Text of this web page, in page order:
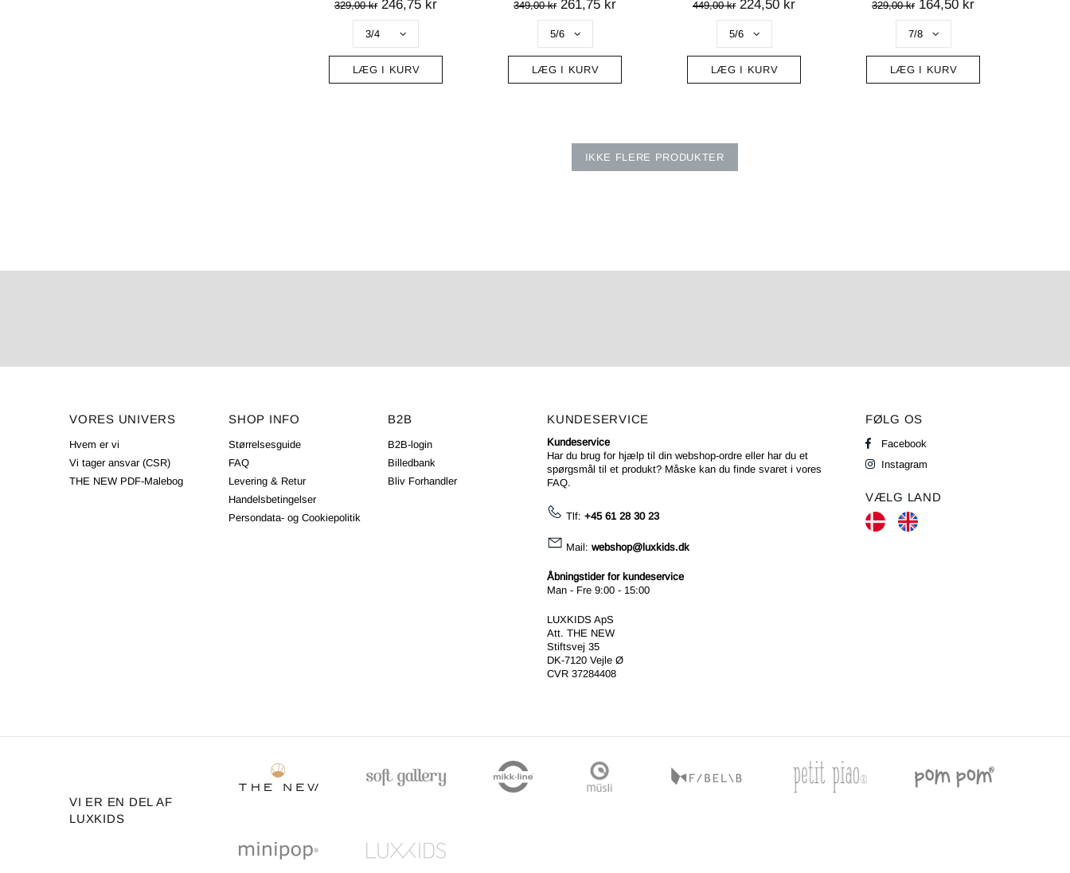
329,00 kr 246,75 kr
LÆG I KURV
349,00 kr 261,75 kr
LÆG I KURV
449,00 kr 224,50 kr
LÆG I KURV
329,00 kr 164,50 kr
LÆG I KURV
IKKE FLERE PRODUKTER
VORES UNIVERS
Hvem er vi
Vi tager ansvar (CSR)
THE NEW PDF-Malebog
SHOP INFO
Størrelsesguide
FAQ
Levering & Retur
Handelsbetingelser
Persondata- og Cookiepolitik
B2B
B2B-login
Billedbank
Bliv Forhandler
KUNDESERVICE
Kundeservice
Har du brug for hjælp til din webshop-ordre eller har du et
spørgsmål til et produkt? Måske kan du finde svaret i vores
FAQ.
Tlf: +45 61 28 30 23
Mail: webshop@luxkids.dk
Åbningstider for kundeservice
Man - Fre 9:00 - 15:00
LUXKIDS ApS
Att. THE NEW
Stiftsvej 35
DK-7120 Vejle Ø
CVR 37284408
FØLG OS
Facebook
Instagram
VÆLG LAND
VI ER EN DEL AF
LUXKIDS